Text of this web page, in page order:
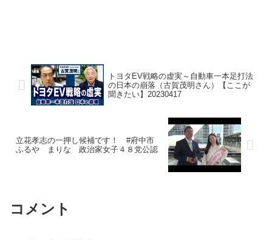
トヨタEV戦略の虚実～自動車一本足打法
の日本の崩落（古賀茂明さん）【ここが
聞きたい】20230417
立花孝志の一押し候補です！ #府中市
ふるや まりな 政治家女子４８党公認
コメント